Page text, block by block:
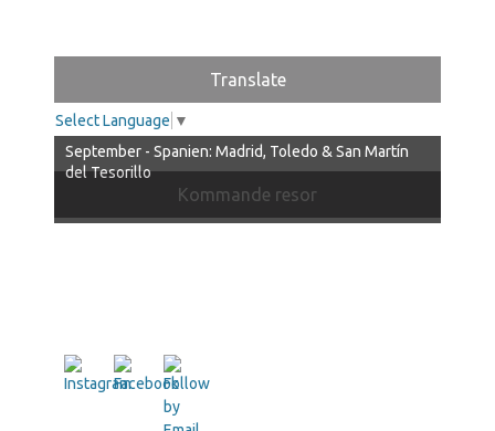
Translate
Select Language ▼
Kommande resor
September - Spanien: Madrid, Toledo & San Martín
del Tesorillo